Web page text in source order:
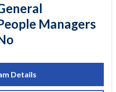
Managers
Details